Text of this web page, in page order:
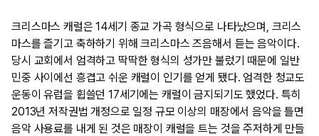
크리스마스 캐럴은 14세기 종교 가곡 형식으로 나타났으며, 크리스
마스를 즐기고 축하하기 위해 크리스마스 즈음해서 듣는 음악이다.
당시 교회에서 엄격하고 딱딱한 형식의 성가만 불렀기 때문에 일반
민중 사이에선 흥겹고 쉬운 캐럴이 인기를 얻게 됐다. 엄격한 청교도
운동이 유럽을 휩쓸던 17세기에는 캐럴이 금지되기도 했었다. 특히
2013년 저작권법 개정으로 일정 규모 이상의 매장에서 음악을 틀면
음악 사용료를 내게 된 것은 매장이 캐럴을 트는 것을 주저하게 만들